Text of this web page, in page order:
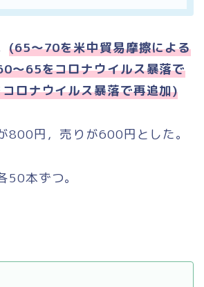
(65〜70を米中貿易摩擦による
〜65をコロナウイルス暴落で
ロナウイルス暴落で再追加)
800円，売りが600円とした。
50本ずつ。